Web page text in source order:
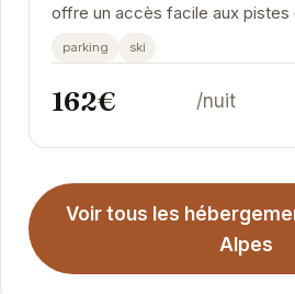
offre un accès facile aux pistes
nombreuses activités de la
parking ski
162€ /nuit
Voir tous les
Alpes